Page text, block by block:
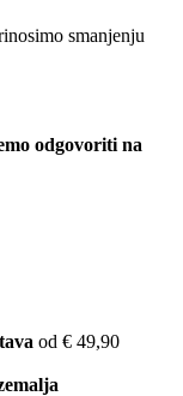
smanjenju
odgovoriti na
od € 49,90